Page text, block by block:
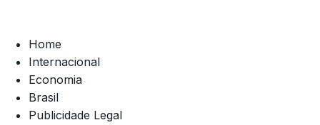
Home
Internacional
Economia
Brasil
Publicidade Legal